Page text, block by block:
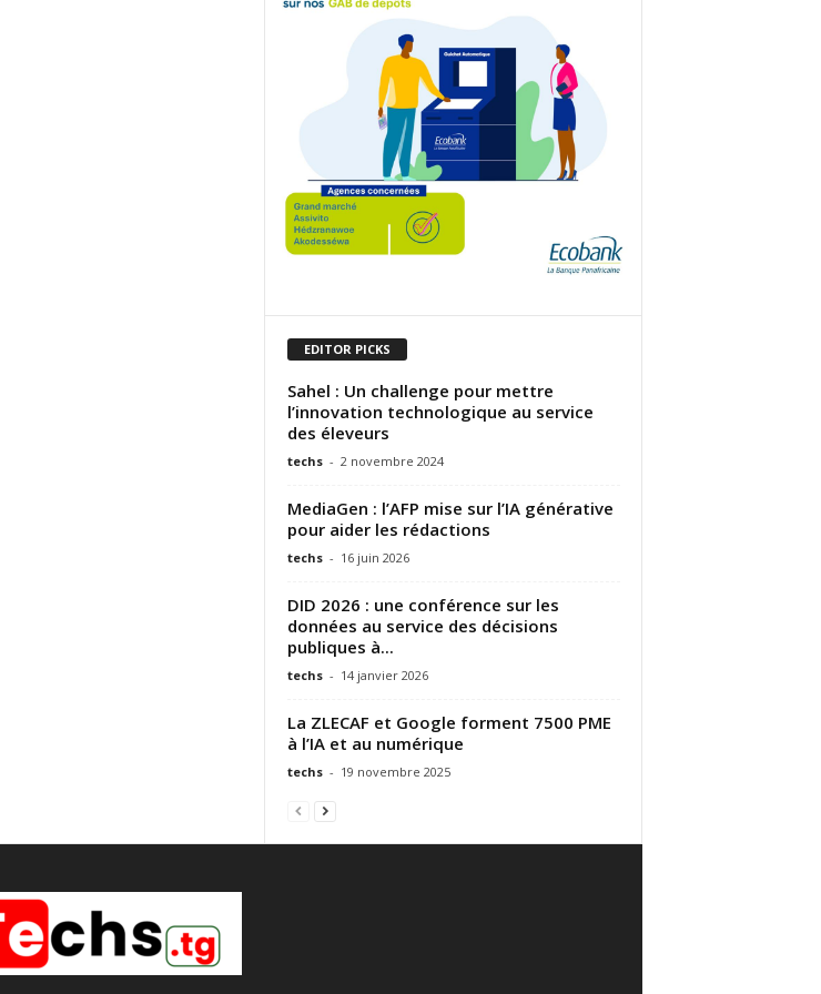
EDITOR PICKS
Sahel : Un challenge pour mettre
l’innovation technologique au service
des éleveurs
techs - 2 novembre 2024
MediaGen : l’AFP mise sur l’IA générative
pour aider les rédactions
techs - 16 juin 2026
DID 2026 : une conférence sur les
données au service des décisions
publiques à...
techs - 14 janvier 2026
La ZLECAF et Google forment 7500 PME
à l’IA et au numérique
techs - 19 novembre 2025